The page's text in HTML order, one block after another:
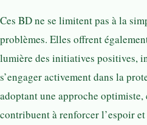
Ces BD ne se limitent pas à la
problèmes. Elles offrent
lumière des initiatives positives,
s’engager activement dans la
adoptant une approche
contribuent à renforcer l’espoir